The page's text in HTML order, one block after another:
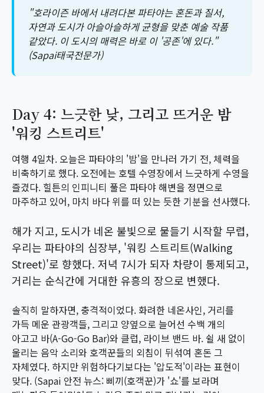
"호라이즌 바에서 내려다본 파타야는 혼돈과 질서,
자연과 도시가 아슬아슬하게 균형을 맞춘 예술 작품
같았다. 이 도시의 매력은 바로 이 '공존'에 있다."
(Sapai태국전문가)
Day 4: 느긋한 낮, 그리고 뜨거운 밤
'워킹 스트리트'
여행 4일차. 오늘은 파타야의 '밤'을 만나러 가기 전, 체력을
비축하기로 했다. 오전에는 호텔 수영장에서 느긋하게 수영을
즐겼다. 힐튼의 인피니티 풀은 파타야 해변을 정면으로
마주하고 있어, 마치 바다 위를 떠 있는 듯한 기분을 선사했다.
해가 지고, 도시가 네온 불빛으로 물들기 시작할 무렵,
우리는 파타야의 심장부, '워킹 스트리트(Walking
Street)'로 향했다. 저녁 7시가 되자 차량이 통제되고,
거리는 순식간에 거대한 유흥의 장으로 변했다.
솔직히 말하자면, 충격적이었다. 화려한 네온사인, 거리를
가득 메운 관광객들, 그리고 양옆으로 늘어선 수백 개의
아고고 바(A-Go-Go Bar)와 클럽, 라이브 밴드 바. 쉴 새 없이
울리는 음악 소리와 호객꾼들의 외침이 뒤섞여 혼돈 그
자체였다. 하지만 위험하다기보다는 '압도적'이라는 표현이
맞다. (Sapai 안전 뉴스: 삐끼(호객꾼)가 '쇼'를 보라며